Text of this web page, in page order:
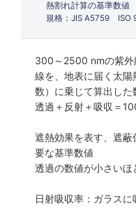
熱割れ計算の基準数値
規格：JIS A5759 ISO
300～2500 nmの紫外
線を、地表に届く太
数）に乗じて算出した
透過＋反射＋吸収＝
遮熱効果を表す、遮
要な基準数値
透過の数値が小さいほ
日射吸収率：ガラス